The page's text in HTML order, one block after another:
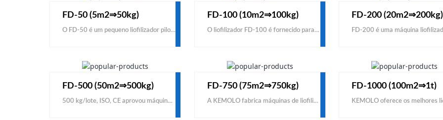
FD-50 (5m2⇒50kg)
O FD-50 é um pequeno liofilizador piloto barato KEMOLO, diferente dos liofilizadores caseiros, é um liofilizador piloto do tipo industrial e um pequeno tipo comercial para teste antes da produção em massa para acumular dados de liofilização e experiência em liofilização. O pequeno liofilizador FD-50 é uma ferramenta para ganhar dinheiro, não um eletrodoméstico.
FD-100 (10m2⇒100kg)
O liofilizador FD-100 é fornecido para fabricantes de alimentos, não para uso doméstico ou laboratorial. O FD-100 é muito mais resistente do que o liofilizador doméstico e o liofilizador de laboratório. KEMOLO oferece o melhor preço para o liofilizador FD-100 entre todos os fabricantes e fornecedores de liofilizadores grandes.
FD-200 (20m2⇒200kg)
FD-500 (50m2⇒500kg)
500 kg/lote, ISO, CE aprovou máquina de liofilização a vácuo para venda com preço barato para sublimação de alimentos. Em comparação com outros fabricantes e fornecedores de máquinas de liofilização, descobriu que vale a pena comprar máquina de liofilização industrial radiante de alta eficiência da fábrica KEMOLO, que já forneceu secadores para 40 países.
FD-750 (75m2⇒750kg)
A KEMOLO fabrica máquinas de liofilização industriais para frutas e vegetais para produzir alimentos liofilizados 100% naturais. Para procurar fabricantes e fornecedores de liofilizadores com preços baratos da China para processar frutas e vegetais para uso comercial, entre em contato conosco para comprar um modelo de baixo custo.
FD-1000 (100m2⇒1t)